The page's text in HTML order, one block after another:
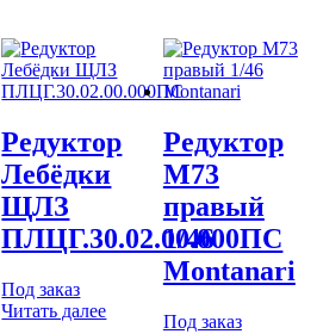
Редуктор
Лебёдки
ЩЛЗ
ПЛЦГ.30.02.00.000ПС
Под заказ
Читать далее
Редуктор
M73
правый
1/46
Montanari
Под заказ